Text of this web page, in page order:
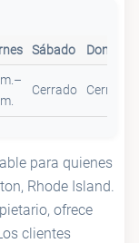
Sábado Domingo
Cerrado Cerrado
para quienes
Rhode Island.
ofrece
clientes